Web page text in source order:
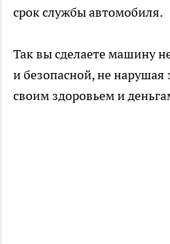
срок службы автомобиля.
Так вы сделаете машину
и безопасной, не нарушая
своим здоровьем и